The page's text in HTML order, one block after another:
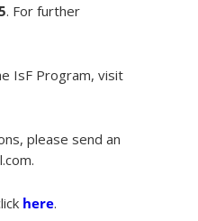
. For further
IsF Program, visit
please send an
here.